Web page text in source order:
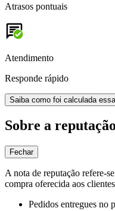
Atrasos pontuais
Atendimento
Responde rápido
Saiba como foi calculada
Sobre a
Fechar
A nota de reputação refere-
compra oferecida aos
Pedidos entregues no